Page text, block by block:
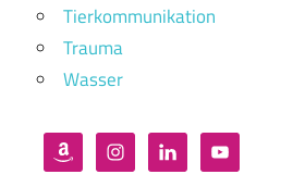
Tierkommunikation
Trauma
Wasser